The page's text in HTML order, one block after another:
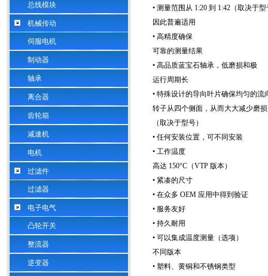
总线模块
机械传动
伺服电机
制动器
轴承
离合器
齿轮箱
减速机
电机
过滤件
过滤器
电子电气
凸轮开关
整流器
逆变器
• 测量范围从 1:20 到 1:42 （取决于
因此普遍适用
• 高精度确保
可靠的测量结果
• 高品质蓝宝石轴承，低磨损和极
运行周期长
• 特殊设计的导向叶片确保均匀的流
转子从四个侧面，从而大大减少磨损
（取决于型号）
• 任何安装位置，可不同安装
• 工作温度
高达 150°C （VTP 版本）
• 紧凑的尺寸
• 在众多 OEM 应用中得到验证
• 服务友好
• 持久耐用
• 可以集成温度测量（选项）
不同版本
• 塑料、黄铜和不锈钢类型